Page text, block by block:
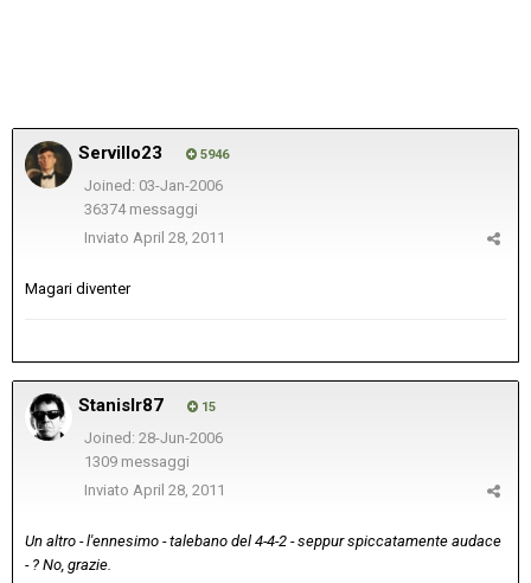
Servillo23 5946
Joined: 03-Jan-2006
36374 messaggi
Inviato April 28, 2011
Magari diventer
Stanislr87 15
Joined: 28-Jun-2006
1309 messaggi
Inviato April 28, 2011
Un altro - l'ennesimo - talebano del 4-4-2 - seppur spiccatamente audace
- ? No, grazie.